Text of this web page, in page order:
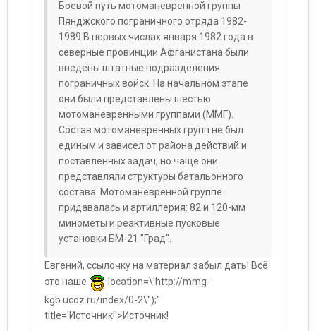
Боевой путь мотоманевренной группы
Пянджского пограничного отряда 1982-
1989 В первых числах января 1982 года в
северные провинции Афганистана были
введены штатные подразделения
пограничных войск. На начальном этапе
они были представлены шестью
мотоманевренными группами (ММГ).
Состав мотоманевренных групп не был
единым и зависел от района действий и
поставленных задач, но чаще они
представляли структуры батальонного
состава. Мотоманевренной группе
придавалась и артиллерия: 82 и 120-мм
минометы и реактивные пусковые
установки БМ-21 "Град".
Евгений, ссылочку на материал забыл дать! Всё
это наше
location=\'http://mmg-
kgb.ucoz.ru/index/0-2\'');"
title='Источник!'>Источник!